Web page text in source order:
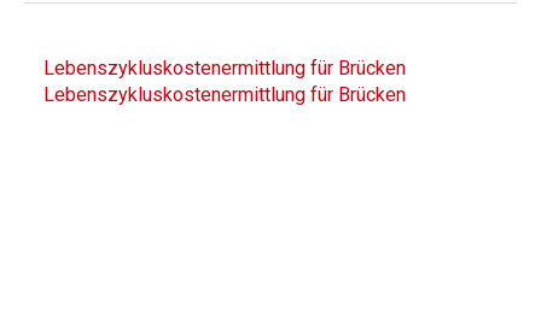
Lebenszykluskostenermittlung für Brücken
Lebenszykluskostenermittlung für Brücken